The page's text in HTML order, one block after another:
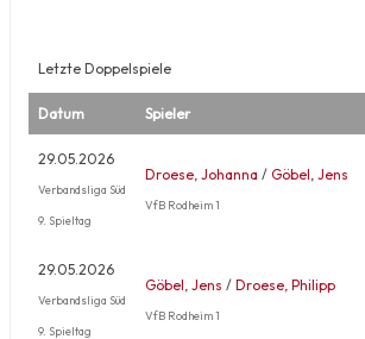
Letzte Doppelspiele
Datum Spieler
29.05.2026
Verbandsliga Süd
9. Spieltag
Droese, Johanna / Göbel, Jens
VfB Rodheim 1
29.05.2026
Verbandsliga Süd
9. Spieltag
Göbel, Jens / Droese, Philipp
VfB Rodheim 1